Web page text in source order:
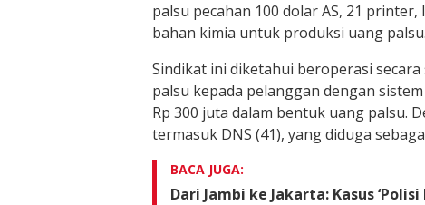
palsu pecahan 100 dolar AS, 21
bahan kimia untuk produksi uang palsu.
Sindikat ini diketahui beroperasi
palsu kepada pelanggan dengan
Rp 300 juta dalam bentuk uang palsu.
termasuk DNS (41), yang diduga
BACA JUGA:
Dari Jambi ke Jakarta: Kasus